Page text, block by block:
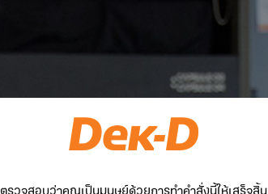
ตรวจสอบว่าคุณเป็นมนุษย์ด้วยการทำคำสั่งนี้ให้เสร็จสิ้น